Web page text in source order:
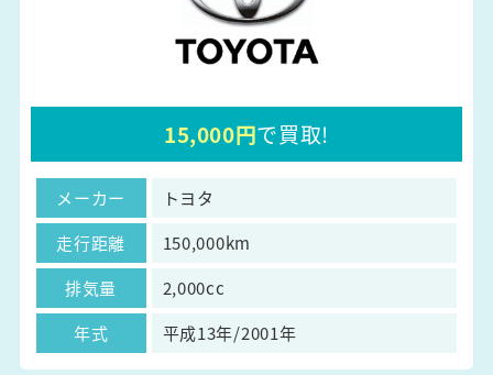
15,000円で買取!
メーカー
トヨタ
走行距離
150,000km
排気量
2,000cc
年式
平成13年/2001年